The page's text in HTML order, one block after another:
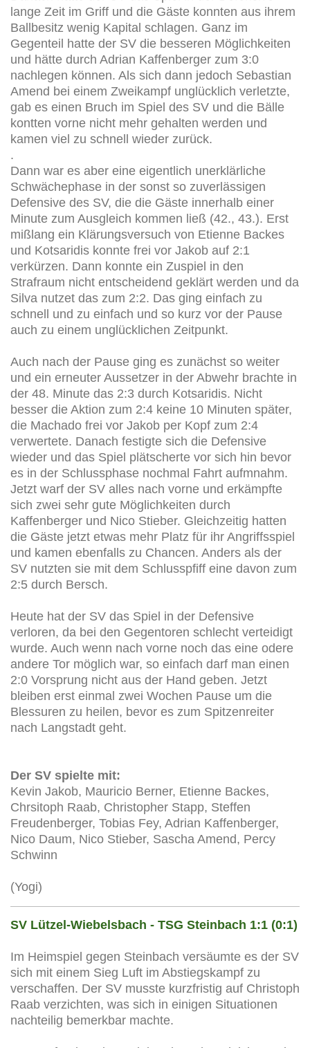
lange Zeit im Griff und die Gäste konnten aus ihrem
Ballbesitz wenig Kapital schlagen. Ganz im
Gegenteil hatte der SV die besseren Möglichkeiten
und hätte durch Adrian Kaffenberger zum 3:0
nachlegen können. Als sich dann jedoch Sebastian
Amend bei einem Zweikampf unglücklich verletzte,
gab es einen Bruch im Spiel des SV und die Bälle
kontten vorne nicht mehr gehalten werden und
kamen viel zu schnell wieder zurück.
.
Dann war es aber eine eigentlich unerklärliche
Schwächephase in der sonst so zuverlässigen
Defensive des SV, die die Gäste innerhalb einer
Minute zum Ausgleich kommen ließ (42., 43.). Erst
mißlang ein Klärungsversuch von Etienne Backes
und Kotsaridis konnte frei vor Jakob auf 2:1
verkürzen. Dann konnte ein Zuspiel in den
Strafraum nicht entscheidend geklärt werden und da
Silva nutzet das zum 2:2. Das ging einfach zu
schnell und zu einfach und so kurz vor der Pause
auch zu einem unglücklichen Zeitpunkt.
Auch nach der Pause ging es zunächst so weiter
und ein erneuter Aussetzer in der Abwehr brachte in
der 48. Minute das 2:3 durch Kotsaridis. Nicht
besser die Aktion zum 2:4 keine 10 Minuten später,
die Machado frei vor Jakob per Kopf zum 2:4
verwertete. Danach festigte sich die Defensive
wieder und das Spiel plätscherte vor sich hin bevor
es in der Schlussphase nochmal Fahrt aufmnahm.
Jetzt warf der SV alles nach vorne und erkämpfte
sich zwei sehr gute Möglichkeiten durch
Kaffenberger und Nico Stieber. Gleichzeitig hatten
die Gäste jetzt etwas mehr Platz für ihr Angriffsspiel
und kamen ebenfalls zu Chancen. Anders als der
SV nutzten sie mit dem Schlusspfiff eine davon zum
2:5 durch Bersch.
Heute hat der SV das Spiel in der Defensive
verloren, da bei den Gegentoren schlecht verteidigt
wurde. Auch wenn nach vorne noch das eine odere
andere Tor möglich war, so einfach darf man einen
2:0 Vorsprung nicht aus der Hand geben. Jetzt
bleiben erst einmal zwei Wochen Pause um die
Blessuren zu heilen, bevor es zum Spitzenreiter
nach Langstadt geht.
Der SV spielte mit:
Kevin Jakob, Mauricio Berner, Etienne Backes,
Chrsitoph Raab, Christopher Stapp, Steffen
Freudenberger, Tobias Fey, Adrian Kaffenberger,
Nico Daum, Nico Stieber, Sascha Amend, Percy
Schwinn
(Yogi)
SV Lützel-Wiebelsbach - TSG Steinbach 1:1 (0:1)
Im Heimspiel gegen Steinbach versäumte es der SV
sich mit einem Sieg Luft im Abstiegskampf zu
verschaffen. Der SV musste kurzfristig auf Christoph
Raab verzichten, was sich in einigen Situationen
nachteilig bemerkbar machte.